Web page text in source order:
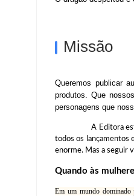
Missão
Queremos publicar
produtos. Que
personagens que
A Editora
todos os lançamentos
enorme. Mas a seguir
Quando às
Em um mundo dominado